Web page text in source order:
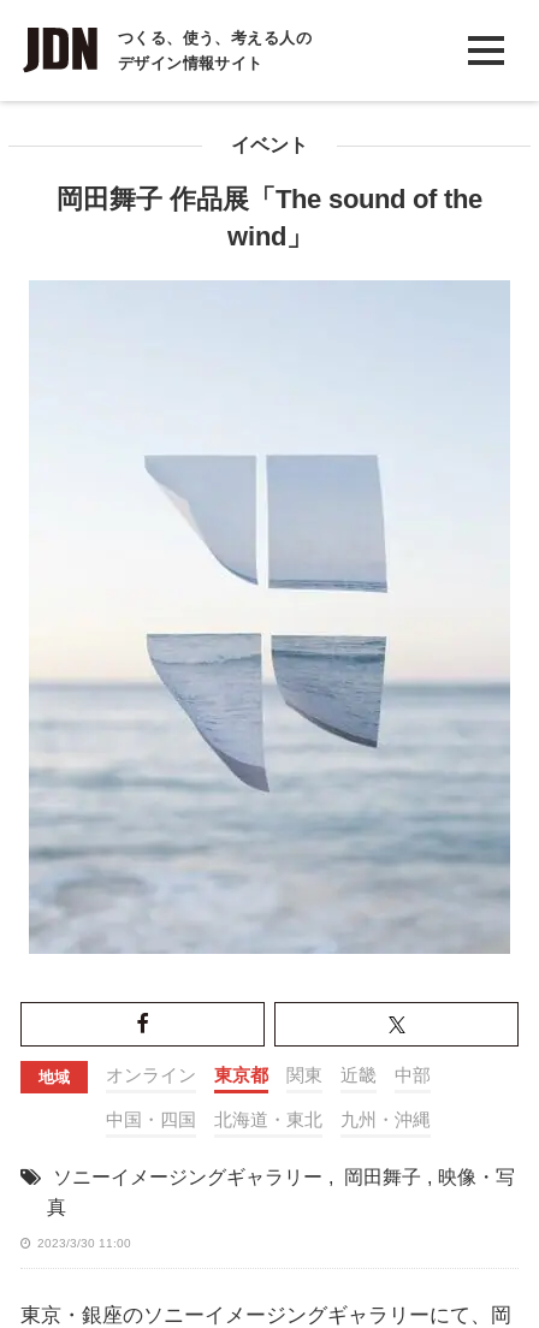
つくる、使う、考える人の
デザイン情報サイト
INTERVIEW
インタビュー
イベント
岡田舞子 作品展「The sound of the
wind」
地域 オンライン 東京都 関東 近畿 中部
中国・四国 北海道・東北 九州・沖縄
ソニーイメージングギャラリー , 岡田舞子 , 映像・写
真
2023/3/30 11:00
東京・銀座のソニーイメージングギャラリーにて、岡